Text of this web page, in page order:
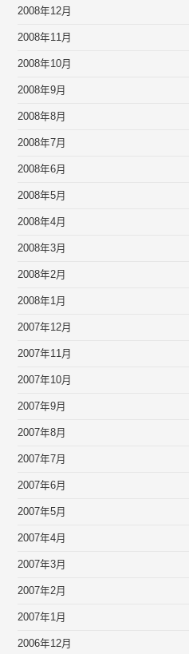
2008年12月
2008年11月
2008年10月
2008年9月
2008年8月
2008年7月
2008年6月
2008年5月
2008年4月
2008年3月
2008年2月
2008年1月
2007年12月
2007年11月
2007年10月
2007年9月
2007年8月
2007年7月
2007年6月
2007年5月
2007年4月
2007年3月
2007年2月
2007年1月
2006年12月